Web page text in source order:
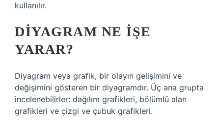
kullanılır.
DIYAGRAM NE IŞE
YARAR?
Diyagram veya grafik, bir olayın gelişimini ve
değişimini gösteren bir diyagramdır. Üç ana grupta
incelenebilirler: dağılım grafikleri, bölümlü alan
grafikleri ve çizgi ve çubuk grafikleri.